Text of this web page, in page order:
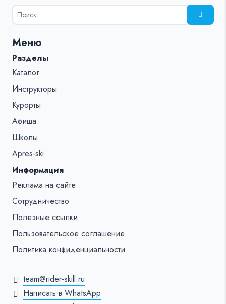
Результаты
поиска
%s:
Меню
Разделы
Каталог
Инструкторы
Курорты
Афиша
Школы
Apres-ski
Информация
Реклама на сайте
Сотрудничество
Полезные ссылки
Пользовательское соглашение
Политика конфиденциальности
team@rider-skill.ru
Написать в WhatsApp